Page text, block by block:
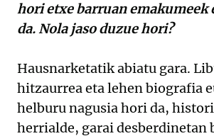
hori etxe barruan emakumeek
da. Nola jaso duzue hori?
Hausnarketatik abiatu gara.
hitzaurrea eta lehen biografia
helburu nagusia hori da,
herrialde, garai desberdinetan